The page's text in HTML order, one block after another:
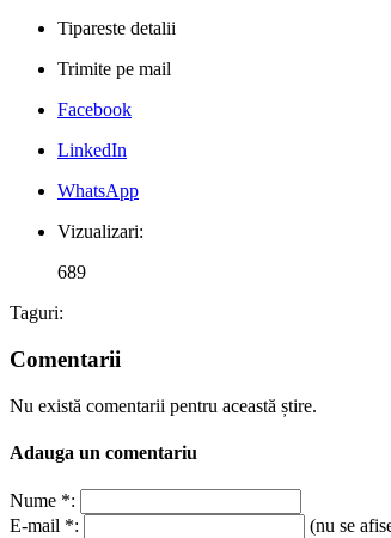
Tipareste detalii
Trimite pe mail
Facebook
LinkedIn
WhatsApp
Vizualizari:
689
Taguri:
Comentarii
Nu există comentarii pentru această știre.
Adauga un comentariu
Nume *:
E-mail *:
(nu se